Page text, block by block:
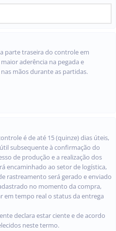
parte traseira do controle em
aderência na pegada e
mãos durante as partidas.
é de até 15 (quinze) dias úteis,
subsequente à confirmação do
de produção e a realização dos
encaminhado ao setor de logística,
rastreamento será gerado e enviado
no momento da compra,
em tempo real o status da entrega
declara estar ciente e de acordo
neste termo.